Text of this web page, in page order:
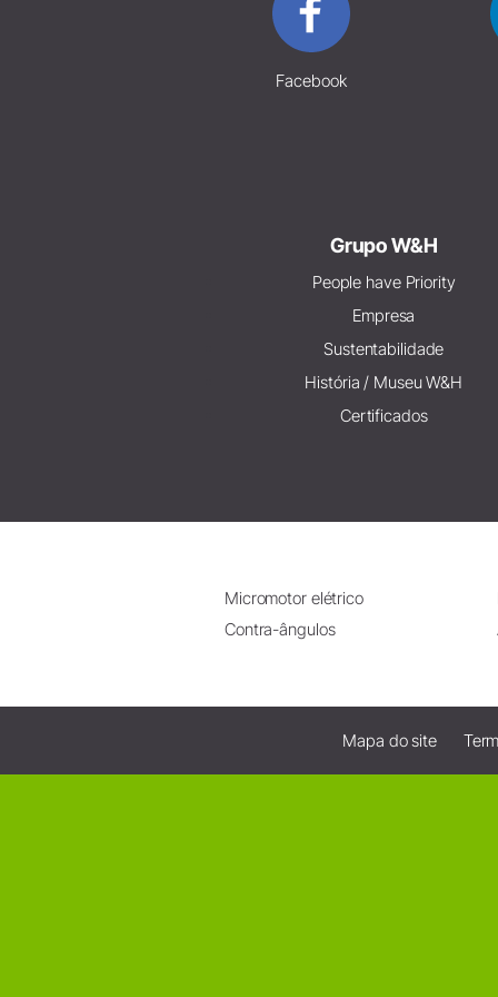
Facebook
Grupo W&H
People have Priority
Empresa
Sustentabilidade
História / Museu W&H
Certificados
Micromotor elétrico
Contra-ângulos
Mapa do site